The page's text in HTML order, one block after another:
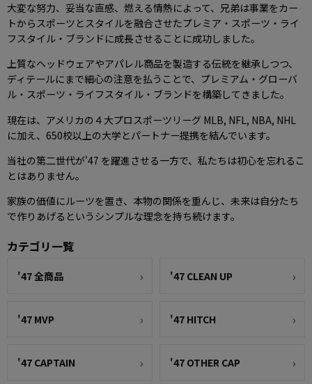
大変な努力、妥当な直感、燃える情熱によって、兄弟は事業をカー
トからスポーツとスタイルを融合させたプレミア・スポーツ・ライ
フスタイル・ブランドに成長させることに成功しました。
上質なヘッドウェアやアパレル商品を製造する伝統を継承しつつ、
ディテールにまで細心の注意を払うことで、プレミアム・グローバ
ル・スポーツ・ライフスタイル・ブランドを構築してきました。
現在は、アメリカの４大プロスポーツリーグ MLB, NFL, NBA, NHL
に加え、650校以上の大学とパートナー提携を結んでいます。
当社の第二世代が'47 を躍進させる一方で、私たちは初心を忘れるこ
とはありません。
家族の価値にルーツを置き、本物の関係を重んじ、未来は自分たち
で作りあげるというシンプルな理念を持ち続けます。
カテゴリ一覧
'47 全商品 '47 CLEAN UP
'47 MVP '47 HITCH
'47 CAPTAIN '47 OTHER CAP